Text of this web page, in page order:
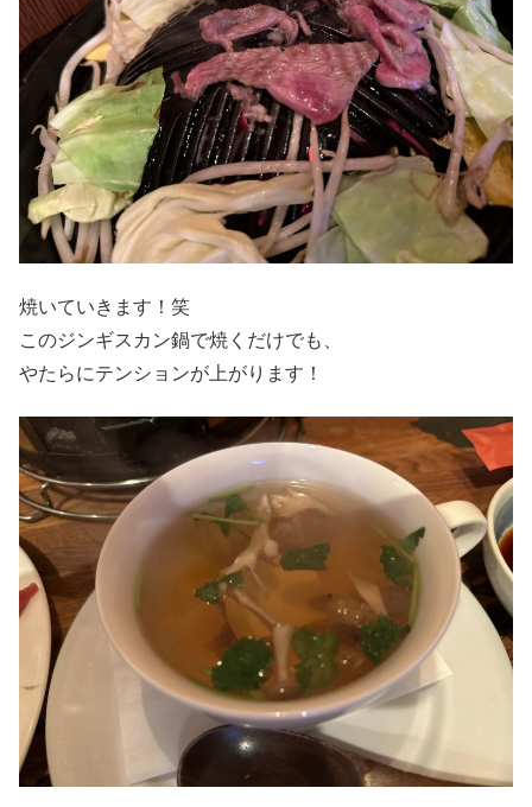
焼いていきます！笑
このジンギスカン鍋で焼くだけでも、
やたらにテンションが上がります！